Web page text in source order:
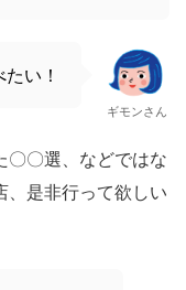
い！
ギモンさん
〇〇選、などではな
、是非行って欲しい